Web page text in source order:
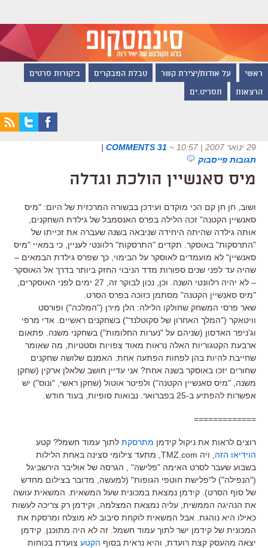
ראשי על אודות/יצירת קשר טבלת המבקרים ביקורות סרטים
הרצאות תסריט.ים
29 ינואר 2007 | 10:57 ~
31 COMMENTS
|
תגובות פייסבוק
מיס סאנשיין הולכת וגדלה
ושוב, חן חן קם הכי מוקדם ועידכן בבשורה המרכזית של היום: "מיס
סאנשיין הקטנה" זכה הלילה בפרס האנסמבל של גילדת השחקנים,
אותה גילדה שהיתה היחידה שניבאה בשנה שעברה את זכייתו של
"התרסקות" באוסקר. תקדים "התרסקות" רלוונטי לעניין, כי במאיי "מיס
סאנשיין" לא מועמדים לאוסקר על הבימוי, כך שפרס גילדת הבמאים –
שהיה עד לפני שנים ספורות מדד הניבוי החזק ביותר בדרך אל האוסקר
– לא יהיה רלוונטי השנה. וכן, נכון לבוקר זה, 27 ימים לפני האוסקרים,
"מיס סאנשיין הקטנה" מסתמן כזוכה בפרס הסרט.
שאר פרסי המשחק שחולקו הלילה: הלן מירן ("המלכה") ופורסט
וויטאקר ("המלך האחרון של סקוטלנד") בשחקנים ראשיים. אדי מרפי
וג'ניפר האדסון (שניהם על "נערות החלומות") בשחקני משנה. פתאום
ארבעת הקטגוריות האלה נראות מאוד צפויות וסטטיות, מה שאומר
שחייבת להיות בהן לפחות הפתעה אחת. האמנם שלושה שחקנים
שחורים יזכו באוסקר בשנה אחת? אני עדיין חושב שלאלן ארקין (שחקן
משנה, "מיס סאנשיין הקטנה") ולפיטר אוטול (שחקן ראשי, "ונוס") יש
אפשרות להפתיע ב-25 בפברואר. נבואות סופיות, בעוד חודש.
=============
רוצים לראות את ניקול קידמן מתרסקת לתוך עמוד חשמל? קטע
הוידיאו הזה
, ויה TMZ.com, מתעד צילומי סצינה באחת הלילות
בשבוע שעבר לסרט האימה "פלישה" , הגרסה של אוליבר הירשביגל
("הנפילה") ל"פלישת חוטפי הגופות" (למעשה, מדובר בצילום מחדש
של סוף הסרט). קידמן נמצאת במכונית שעל המשאית. המשאית עושה
את הנהיגה הממשית, עליה נמצאת המצלמה, וקידמן רק צריכה לעשות
כאילו היא נוהגת. אבל המשאית לוקחת סיבוב לא מוצלח ומרסקת את
המכונית של קידמן ישר לתוך עמוד חשמל. זה לא היה מתוכנן. קידמן
יצאה מהעסק קצת רועדת, והיא נראית בסוף הקטע צועדת בכוחות